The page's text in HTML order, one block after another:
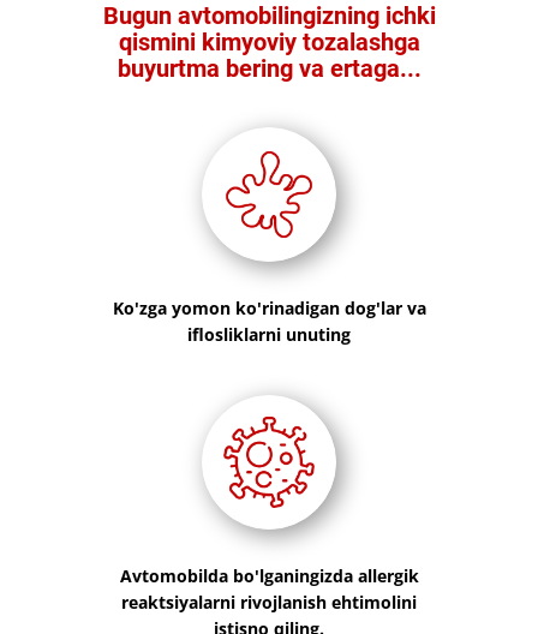
​​Bugun avtomobilingizning ichki
qismini kimyoviy tozalashga
buyurtma bering va ertaga...
​Ko'zga yomon ko'rinadigan dog'lar va
iflosliklarni unuting
​Avtomobilda bo'lganingizda allergik
reaktsiyalarni rivojlanish ehtimolini
istisno qiling.